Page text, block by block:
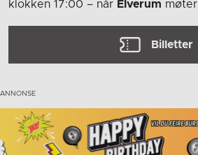
klokken 17:00 – når Elverum møter
Billetter